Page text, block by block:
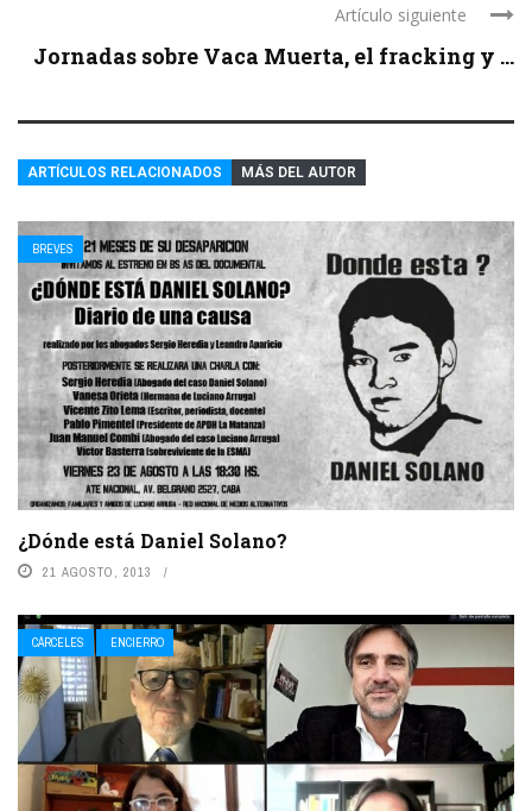
Artículo siguiente
Jornadas sobre Vaca Muerta, el fracking y ...
ARTÍCULOS RELACIONADOS MÁS DEL AUTOR
BREVES
¿Dónde está Daniel Solano?
21 AGOSTO, 2013
CÁRCELES ENCIERRO